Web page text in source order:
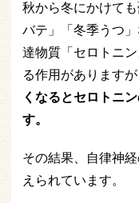
秋から冬にかけて
バテ」「冬季うつ
達物質「セロトニ
る作用がありますが
くなるとセロトニ
す。
その結果、自律神
えられています。